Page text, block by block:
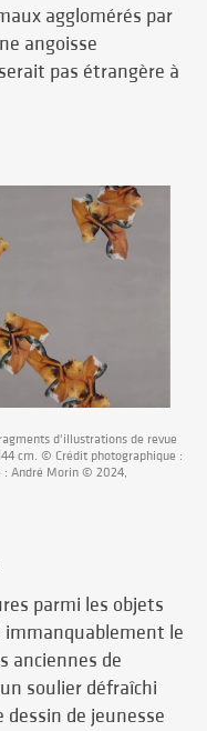
agglomérés par
angoisse
pas étrangère à
d'illustrations de revue
cm. © Crédit photographique :
: André Morin © 2024,
parmi les objets
le
anciennes de
soulier défraîchi
dessin de jeunesse